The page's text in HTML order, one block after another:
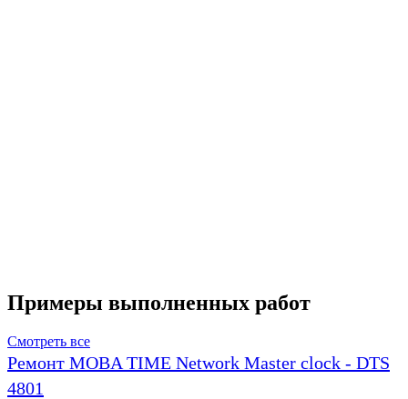
Примеры выполненных работ
Смотреть все
Ремонт MOBA TIME Network Master clock - DTS
4801